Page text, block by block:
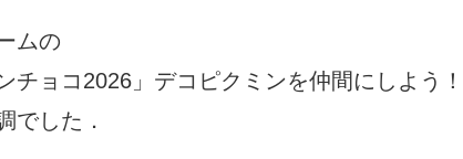
ムの
チョコ2026」デコピクミンを仲間にしよう
でした．